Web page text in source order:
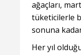
ağaçları,
tüketicilerle
sonuna
Her yıl